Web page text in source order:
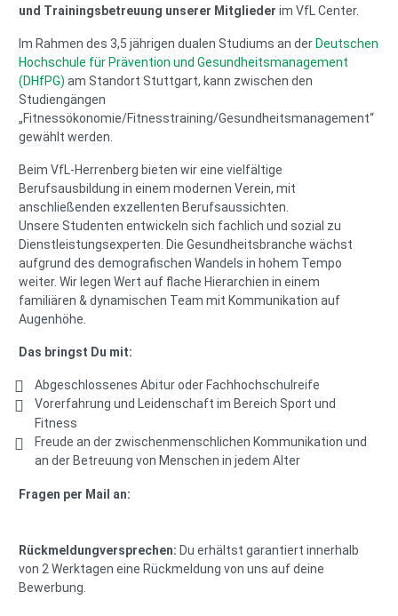
und Trainingsbetreuung unserer Mitglieder im VfL Center.
Im Rahmen des 3,5 jährigen dualen Studiums an der Deutschen
Hochschule für Prävention und Gesundheitsmanagement
(DHfPG) am Standort Stuttgart, kann zwischen den
Studiengängen
„Fitnessökonomie/Fitnesstraining/Gesundheitsmanagement“
gewählt werden.
Beim VfL-Herrenberg bieten wir eine vielfältige
Berufsausbildung in einem modernen Verein, mit
anschließenden exzellenten Berufsaussichten.
Unsere Studenten entwickeln sich fachlich und sozial zu
Dienstleistungsexperten. Die Gesundheitsbranche wächst
aufgrund des demografischen Wandels in hohem Tempo
weiter. Wir legen Wert auf flache Hierarchien in einem
familiären & dynamischen Team mit Kommunikation auf
Augenhöhe.
Das bringst Du mit:
Abgeschlossenes Abitur oder Fachhochschulreife
Vorerfahrung und Leidenschaft im Bereich Sport und
Fitness
Freude an der zwischenmenschlichen Kommunikation und
an der Betreuung von Menschen in jedem Alter
Fragen per Mail an:
Rückmeldungversprechen: Du erhältst garantiert innerhalb
von 2 Werktagen eine Rückmeldung von uns auf deine
Bewerbung.